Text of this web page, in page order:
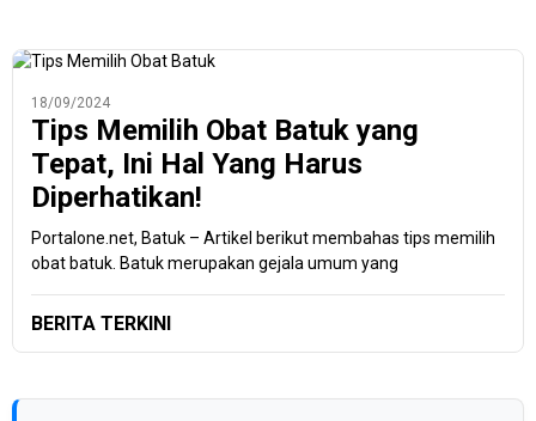
18/09/2024
Tips Memilih Obat Batuk yang
Tepat, Ini Hal Yang Harus
Diperhatikan!
Portalone.net, Batuk – Artikel berikut membahas tips memilih
obat batuk. Batuk merupakan gejala umum yang
BERITA TERKINI